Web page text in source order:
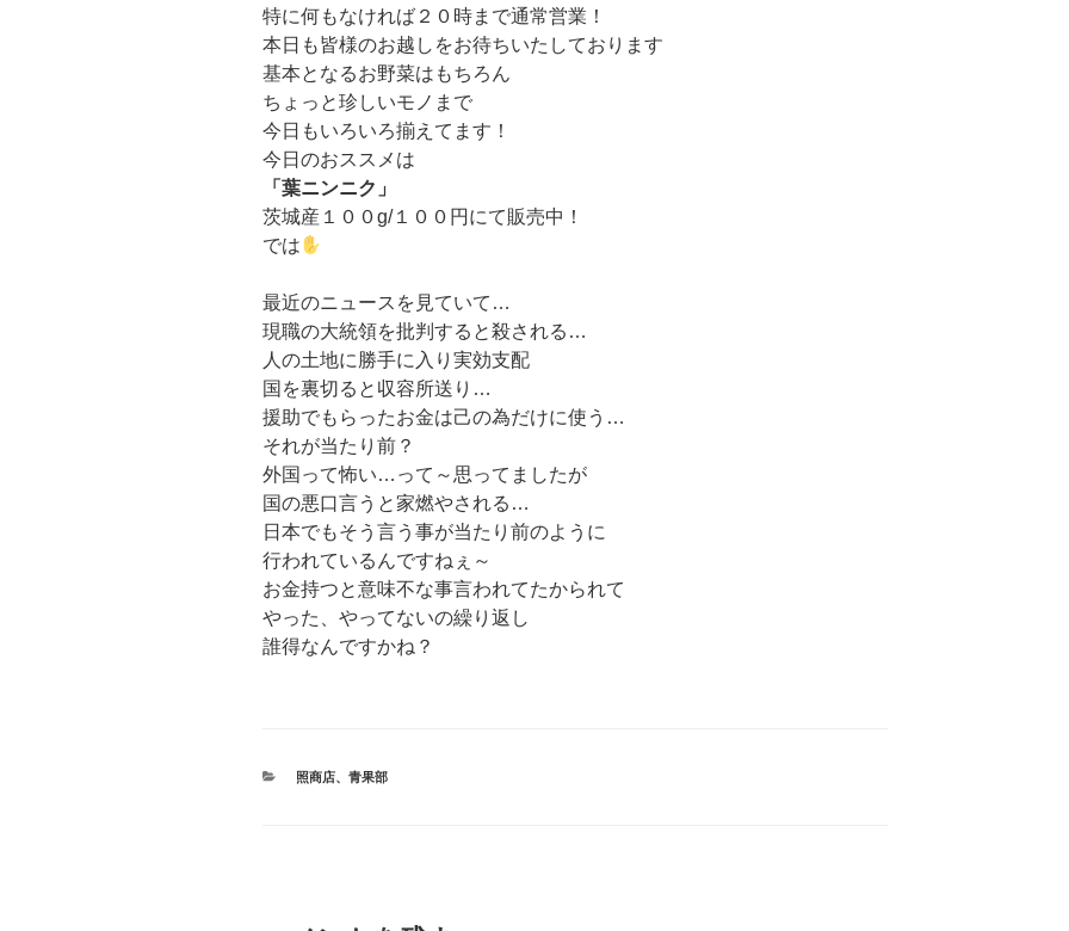
特に何もなければ２０時まで通常営業！
本日も皆様のお越しをお待ちいたしております
基本となるお野菜はもちろん
ちょっと珍しいモノまで
今日もいろいろ揃えてます！
今日のおススメは
「葉ニンニク」
茨城産１００g/１００円にて販売中！
では
最近のニュースを見ていて…
現職の大統領を批判すると殺される…
人の土地に勝手に入り実効支配
国を裏切ると収容所送り…
援助でもらったお金は己の為だけに使う…
それが当たり前？
外国って怖い…って～思ってましたが
国の悪口言うと家燃やされる…
日本でもそう言う事が当たり前のように
行われているんですねぇ～
お金持つと意味不な事言われてたかられて
やった、やってないの繰り返し
誰得なんですかね？
カ
照商店、 青果部